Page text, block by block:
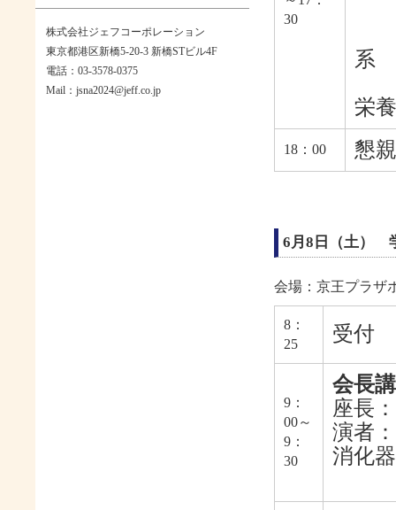
株式会社ジェフコーポレーション
東京都港区新橋5-20-3 新橋STビル4F
電話：03-3578-0375
Mail：jsna2024@jeff.co.jp
30
系
栄
18：00 懇
6月8日（土）
会場：京王プラザ
8：
25
受付
9：
00～
9：
30
会長
座長
演者
消化